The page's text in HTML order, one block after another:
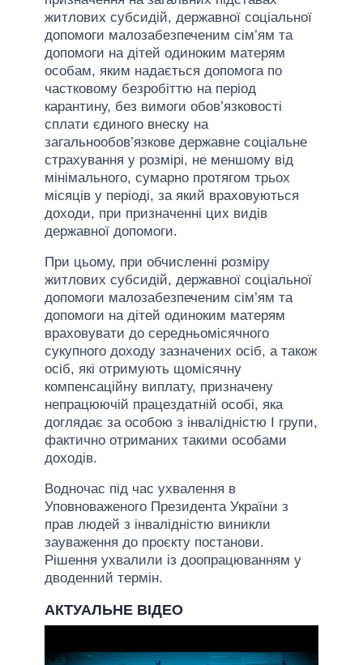
житлових субсидій, державної соціальної
допомоги малозабезпеченим сім’ям та
допомоги на дітей одиноким матерям
особам, яким надається допомога по
частковому безробіттю на період
карантину, без вимоги обов’язковості
сплати єдиного внеску на
загальнообов’язкове державне соціальне
страхування у розмірі, не меншому від
мінімального, сумарно протягом трьох
місяців у періоді, за який враховуються
доходи, при призначенні цих видів
державної допомоги.
При цьому, при обчисленні розміру
житлових субсидій, державної соціальної
допомоги малозабезпеченим сім’ям та
допомоги на дітей одиноким матерям
враховувати до середньомісячного
сукупного доходу зазначених осіб, а також
осіб, які отримують щомісячну
компенсаційну виплату, призначену
непрацюючій працездатній особі, яка
доглядає за особою з інвалідністю I групи,
фактично отриманих такими особами
доходів.
Водночас під час ухвалення в
Уповноваженого Президента України з
прав людей з інвалідністю виникли
зауваження до проєкту постанови.
Рішення ухвалили із доопрацюванням у
дводенний термін.
АКТУАЛЬНЕ ВІДЕО